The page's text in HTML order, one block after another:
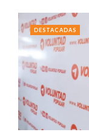
DESTACADAS